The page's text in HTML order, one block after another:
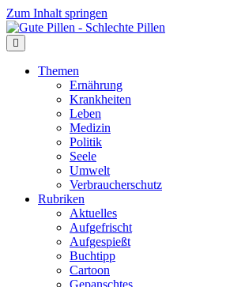
Zum Inhalt springen
Themen
Ernährung
Krankheiten
Leben
Medizin
Politik
Seele
Umwelt
Verbraucherschutz
Rubriken
Aktuelles
Aufgefrischt
Aufgespießt
Buchtipp
Cartoon
Gepanschtes